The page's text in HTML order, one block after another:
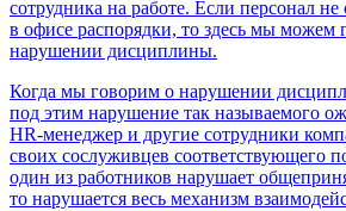
сотрудника на работе. Если персонал
в офисе распорядки, то здесь мы можем
нарушении дисциплины.
Когда мы говорим о нарушении
под этим нарушение так называемого
HR-менеджер и другие сотрудники
своих сослуживцев соответствующего
один из работников нарушает
то нарушается весь механизм